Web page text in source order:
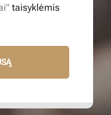
taisyklėmis